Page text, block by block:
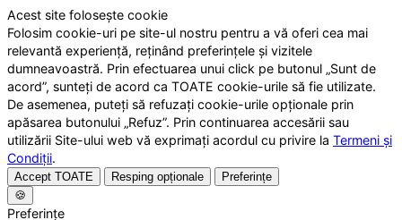
Acest site folosește cookie
Folosim cookie-uri pe site-ul nostru pentru a vă oferi cea mai
relevantă experiență, reținând preferințele și vizitele
dumneavoastră. Prin efectuarea unui click pe butonul „Sunt de
acord”, sunteți de acord ca TOATE cookie-urile să fie utilizate.
De asemenea, puteți să refuzați cookie-urile opționale prin
apăsarea butonului „Refuz”. Prin continuarea accesării sau
utilizării Site-ului web vă exprimați acordul cu privire la Termeni și
Condiții.
Accept TOATE Resping opționale
Preferințe
🍪
Preferințe